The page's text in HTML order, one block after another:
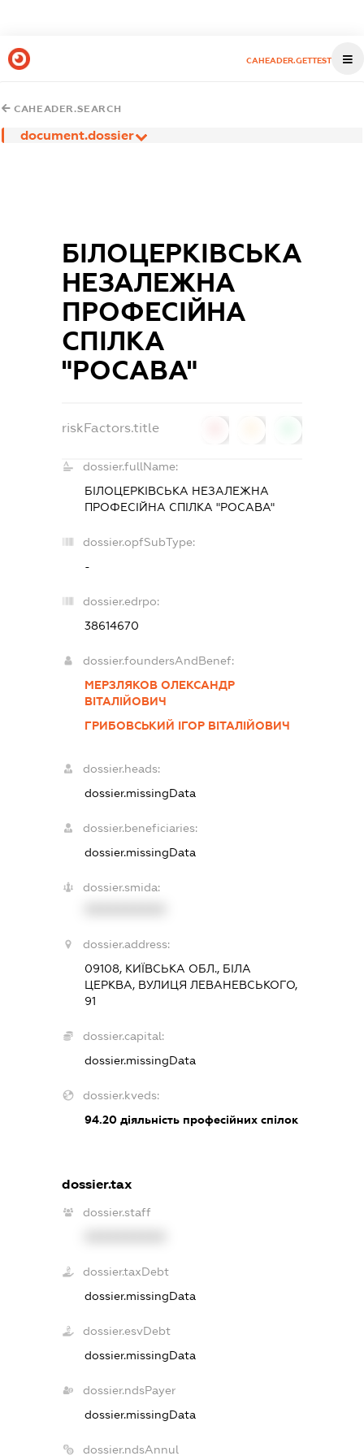
CAHEADER.GETTEST
CAHEADER.SEARCH
document.dossier
БІЛОЦЕРКІВСЬКА
НЕЗАЛЕЖНА
ПРОФЕСІЙНА
СПІЛКА
"РОСАВА"
riskFactors.title
dossier.fullName:
БІЛОЦЕРКІВСЬКА НЕЗАЛЕЖНА
ПРОФЕСІЙНА СПІЛКА "РОСАВА"
dossier.opfSubType:
-
dossier.edrpo:
38614670
dossier.foundersAndBenef:
МЕРЗЛЯКОВ ОЛЕКСАНДР
ВІТАЛІЙОВИЧ
ГРИБОВСЬКИЙ ІГОР ВІТАЛІЙОВИЧ
dossier.heads:
dossier.missingData
dossier.beneficiaries:
dossier.missingData
dossier.smida:
dossier.address:
09108, КИЇВСЬКА ОБЛ., БІЛА
ЦЕРКВА, ВУЛИЦЯ ЛЕВАНЕВСЬКОГО,
91
dossier.capital:
dossier.missingData
dossier.kveds:
94.20 діяльність професійних спілок
dossier.tax
dossier.staff
dossier.taxDebt
dossier.missingData
dossier.esvDebt
dossier.missingData
dossier.ndsPayer
dossier.missingData
dossier.ndsAnnul